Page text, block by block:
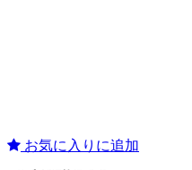
お気に入りに追加